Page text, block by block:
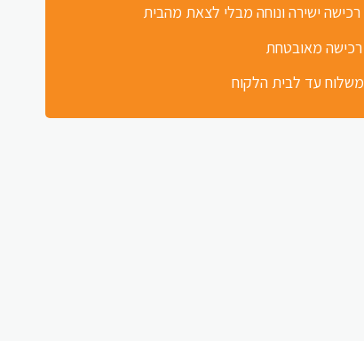
רכישה ישירה ונוחה מבלי לצאת מהבית
רכישה מאובטחת
משלוח עד לבית הלקוח